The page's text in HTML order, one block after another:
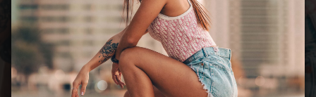
Rovnováha
a
koordinace
Skupinové
aktivity